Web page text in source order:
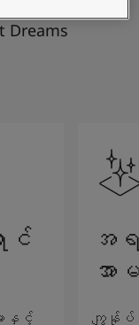
သော အရောင်ချပ်အသစ်
Dreams
င်
းနှင့်
အရ
အ
ကျွန်ုပ်တို့